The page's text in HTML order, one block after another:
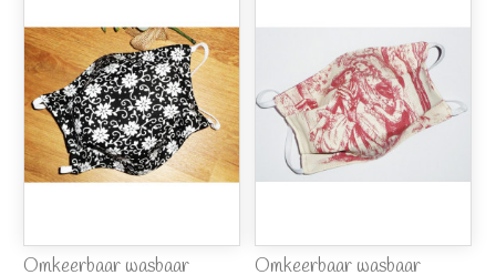
Omkeerbaar wasbaar Omkeerbaar wasbaar